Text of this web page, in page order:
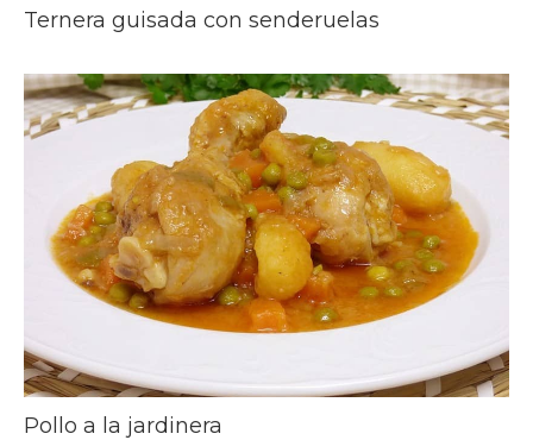
Ternera guisada con senderuelas
Pollo a la jardinera